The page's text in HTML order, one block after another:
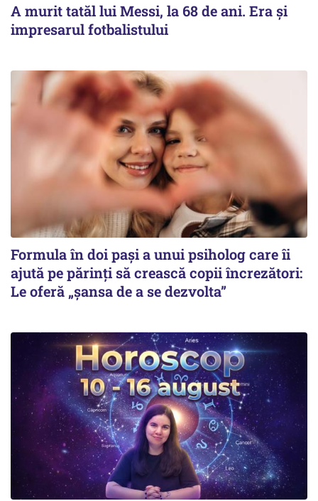
A murit tatăl lui Messi, la 68 de ani. Era și
impresarul fotbalistului
Formula în doi pași a unui psiholog care îi
ajută pe părinți să crească copii încrezători:
Le oferă „șansa de a se dezvolta”